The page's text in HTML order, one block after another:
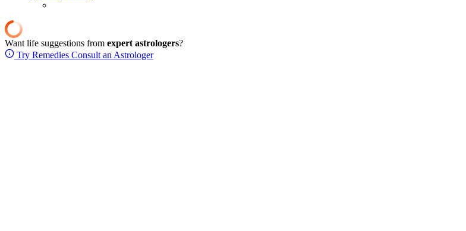
Want life suggestions from expert astrologers?
Try Remedies Consult an Astrologer